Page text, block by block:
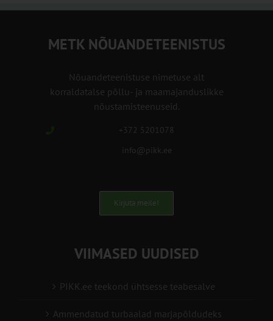
METK NÕUANDETEENISTUS
Nõuandeteenistuse nimetuse alt
korraldatalse põllu- ja maamajanduslikke
nõustamisteenuseid.
+372 5201078
info@pikk.ee
Kirjuta meile!
VIIMASED UUDISED
PIKK.ee teekond ühtsesse teabesalve
Ammendatud turbaalad marjapõldudeks